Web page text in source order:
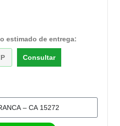
estimado de entrega:
Consultar